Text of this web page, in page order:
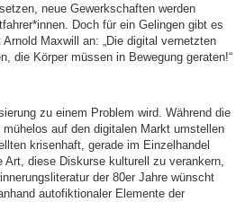
neue Gewerkschaften werden
Doch für ein Gelingen gibt es
Maxwill an: „Die digital vernetzten
die Körper müssen in Bewegung geraten!“
zu einem Problem wird. Während die
auf den digitalen Markt umstellen
krisenhaft, gerade im Einzelhandel
diese Diskurse kulturell zu verankern,
der 80er Jahre wünscht
autofiktionaler Elemente der